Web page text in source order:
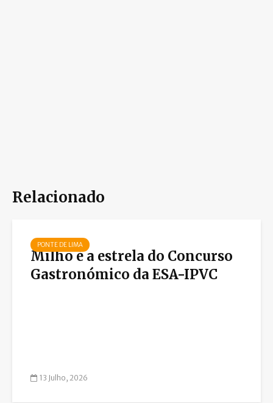
Relacionado
PONTE DE LIMA
Milho é a estrela do Concurso
Gastronómico da ESA-IPVC
13 Julho, 2026